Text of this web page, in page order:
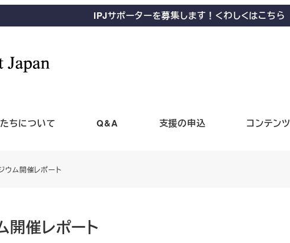
IPJサポーターを募集します！くわしくはこちら
ちについて Q&A 支援の申込 コンテンツ
ウム開催レポート
開催レポート